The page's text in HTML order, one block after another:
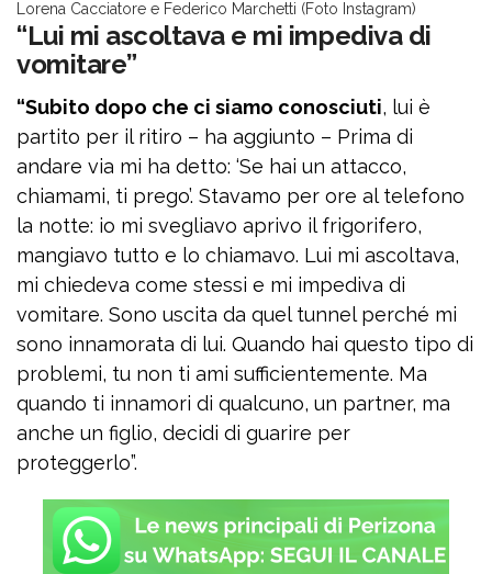
Lorena Cacciatore e Federico Marchetti (Foto Instagram)
“Lui mi ascoltava e mi impediva di
vomitare”
“Subito dopo che ci siamo conosciuti, lui è
partito per il ritiro – ha aggiunto – Prima di
andare via mi ha detto: ‘Se hai un attacco,
chiamami, ti prego’. Stavamo per ore al telefono
la notte: io mi svegliavo aprivo il frigorifero,
mangiavo tutto e lo chiamavo. Lui mi ascoltava,
mi chiedeva come stessi e mi impediva di
vomitare. Sono uscita da quel tunnel perché mi
sono innamorata di lui. Quando hai questo tipo di
problemi, tu non ti ami sufficientemente. Ma
quando ti innamori di qualcuno, un partner, ma
anche un figlio, decidi di guarire per
proteggerlo”.